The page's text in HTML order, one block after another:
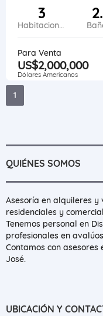
3
Habitaciones
Para Venta
US$2,000,000
Dólares Americanos
1
QUIÉNES SOMOS
Asesoría en alquileres
residenciales y
Tenemos personal en
profesionales en
Contamos con asesores
José.
UBICACIÓN Y